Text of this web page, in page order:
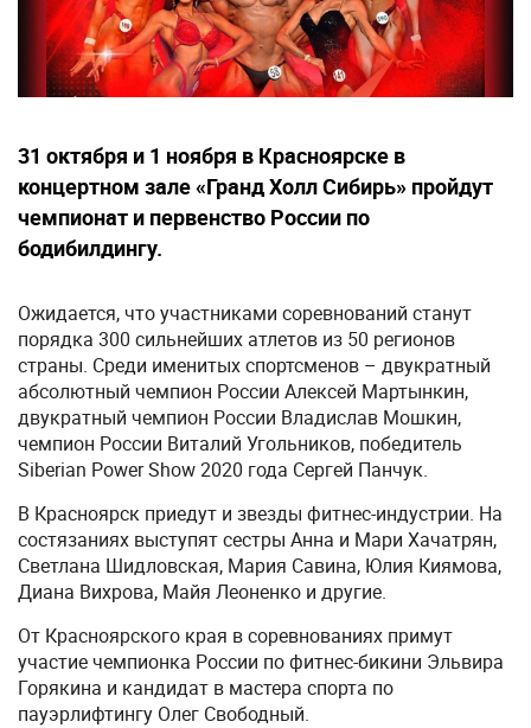
31 октября и 1 ноября в Красноярске в
концертном зале «Гранд Холл Сибирь» пройдут
чемпионат и первенство России по
бодибилдингу.
Ожидается, что участниками соревнований станут
порядка 300 сильнейших атлетов из 50 регионов
страны. Среди именитых спортсменов – двукратный
абсолютный чемпион России Алексей Мартынкин,
двукратный чемпион России Владислав Мошкин,
чемпион России Виталий Угольников, победитель
Siberian Power Show 2020 года Сергей Панчук.
В Красноярск приедут и звезды фитнес-индустрии. На
состязаниях выступят сестры Анна и Мари Хачатрян,
Светлана Шидловская, Мария Савина, Юлия Киямова,
Диана Вихрова, Майя Леоненко и другие.
От Красноярского края в соревнованиях примут
участие чемпионка России по фитнес-бикини Эльвира
Горякина и кандидат в мастера спорта по
пауэрлифтингу Олег Свободный.